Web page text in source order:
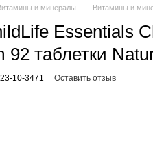
и минералы Витамины и
Essentials
92 таблетки
10-3471 Оставить отзыв